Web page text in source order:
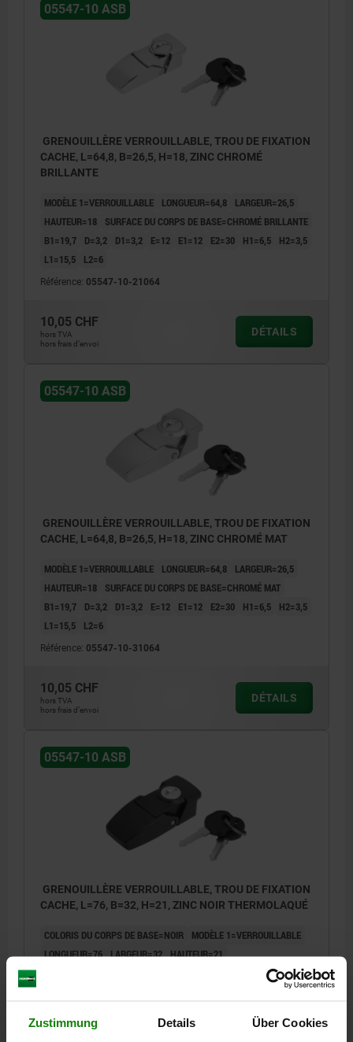
Zustimmung Details Über Cookies
05547-10 ASB
GRENOUILLÈRE VERROUILLABLE, TROU DE FIXATION
CACHE, L=64,8, B=26,5, H=18, ZINC CHROMÉ
BRILLANTE
MODÈLE 1=VERROUILLABLE LONGUEUR=64,8
LARGEUR=26,5
HAUTEUR=18
SURFACE DU CORPS DE BASE=CHROMÉ BRILLANTE
B1=19,7
D=3,2 D1=3,2 E=12 E1=12 E2=30 H1=6,5
H2=3,5
L1=15,5
L2=6
Référence: 05547-10-21064
10,05 CHF
hors TVA
hors frais d’envoi
DÉTAILS
05547-10 ASB
GRENOUILLÈRE VERROUILLABLE, TROU DE FIXATION
CACHE, L=64,8, B=26,5, H=18, ZINC CHROMÉ MAT
MODÈLE 1=VERROUILLABLE LONGUEUR=64,8
LARGEUR=26,5
HAUTEUR=18
SURFACE DU CORPS DE BASE=CHROMÉ MAT
B1=19,7
D=3,2 D1=3,2 E=12 E1=12 E2=30 H1=6,5
H2=3,5
L1=15,5
L2=6
Référence: 05547-10-31064
10,05 CHF
hors TVA
hors frais d’envoi
DÉTAILS
05547-10 ASB
GRENOUILLÈRE VERROUILLABLE, TROU DE FIXATION
CACHE, L=76, B=32, H=21, ZINC NOIR THERMOLAQUÉ
COLORIS DU CORPS DE BASE=NOIR
MODÈLE 1=VERROUILLABLE
LONGUEUR=76 LARGEUR=32 HAUTEUR=21
D=3,2
L2=6